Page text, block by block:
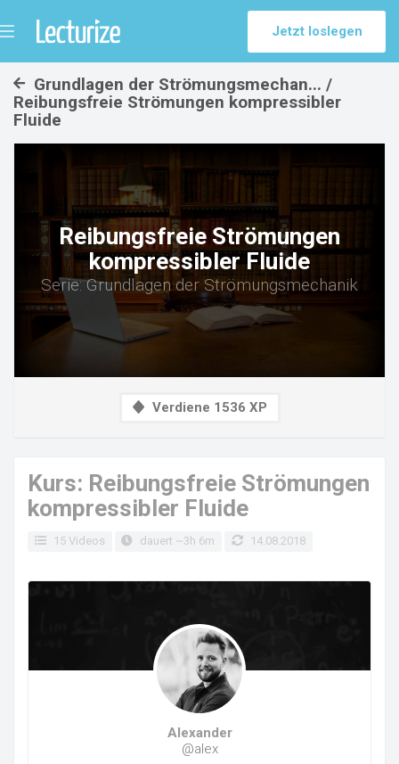
Jetzt loslegen
Grundlagen der Strömungsmechan... /
Reibungsfreie Strömungen kompressibler
Fluide
Reibungsfreie Strömungen
kompressibler Fluide
Serie: Grundlagen der Strömungsmechanik
Verdiene 1536 XP
Kurs: Reibungsfreie Strömungen
kompressibler Fluide
15 Videos dauert ~3h 6m 14.08.2018
Alexander
@alex